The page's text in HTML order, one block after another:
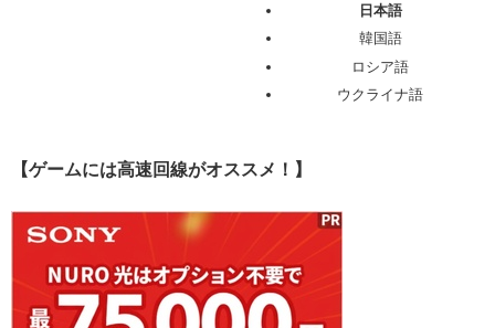
日本語
韓国語
ロシア語
ウクライナ語
【ゲームには高速回線がオススメ！】